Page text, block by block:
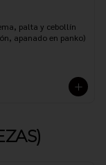
palta y cebollín
apanado en panko)